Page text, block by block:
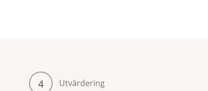
4 Utvärdering